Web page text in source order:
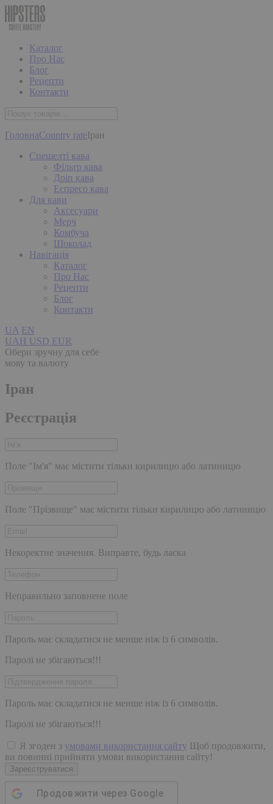
Каталог
Про Нас
Блог
Рецепти
Контакти
ГоловнаCountry rateІран
Спешелті кава
Фільтр кава
Дріп кава
Еспресо кава
Для кави
Аксесуари
Мерч
Комбуча
Шоколад
Навігація
Каталог
Про Нас
Рецепти
Блог
Контакти
UA EN
UAH USD EUR
Обери зручну для себе
мову та валюту
Іран
Реєстрація
Поле "Ім'я" має містити тільки кирилицю або латиницю
Поле "Прізвище" має містити тільки кирилицю або латиницю
Некоректне значення. Виправте, будь ласка
Неправильно заповнене поле
Пароль має складатися не менше ніж із 6 символів.
Паролі не збігаються!!!
Пароль має складатися не менше ніж із 6 символів.
Паролі не збігаються!!!
Я згоден з умовами використання сайту Щоб продовжити,
ви повинні прийняти умови використання сайту!
Зареєструватися
Продовжити через Google